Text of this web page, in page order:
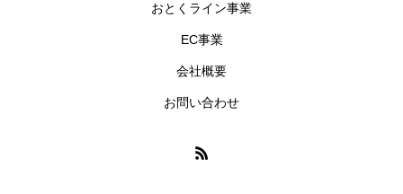
おとくライン事業
EC事業
会社概要
お問い合わせ